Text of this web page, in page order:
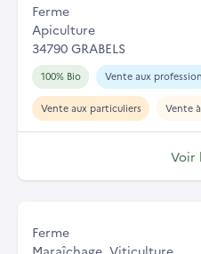
Ferme
Apiculture
34790 GRABELS
100% Bio Vente aux
Vente aux particuliers Vente
Voir
Ferme